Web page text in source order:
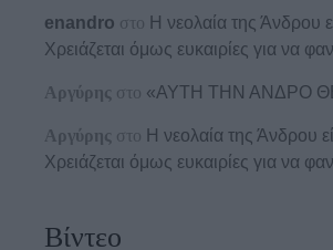
enandro στο Η νεολαία της Άνδρου
Χρειάζεται όμως ευκαιρίες για να
Αργύρης στο «ΑΥΤΗ ΤΗΝ ΑΝΔΡΟ
Αργύρης στο Η νεολαία της Άνδρου
Χρειάζεται όμως ευκαιρίες για να
Βίντεο